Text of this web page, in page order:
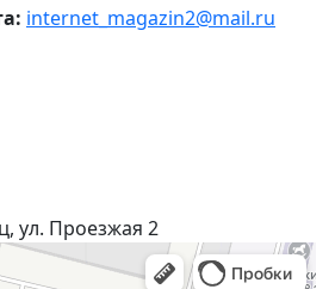
internet_magazin2@mail.ru
ул. Проезжая 2